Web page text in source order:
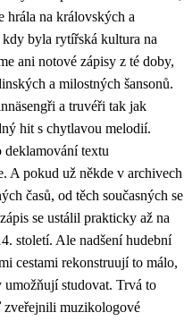
hrála na královských a
byla rytířská kultura na
ani notové zápisy z té doby,
a milostných šansonů.
a truvéři tak jak
hit s chytlavou melodií.
deklamování textu
A pokud už někde v archivech
časů, od těch současných se
se ustálil prakticky až na
století. Ale nadšení hudební
cestami rekonstruují to málo,
umožňují studovat. Trvá to
zveřejnili muzikologové